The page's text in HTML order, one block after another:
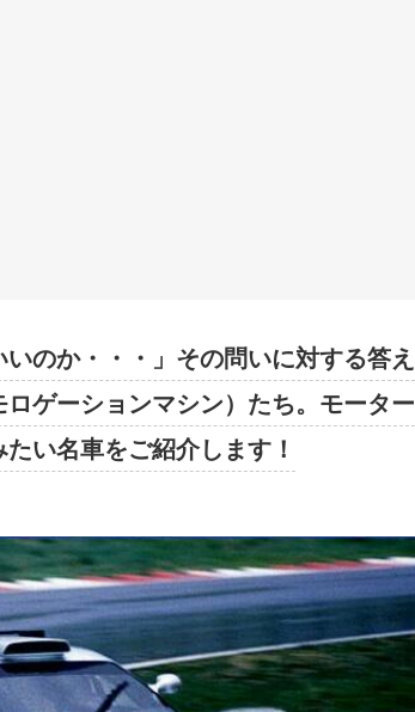
のか・・・」その問いに対する答え
ゲーションマシン）たち。モーター
い名車をご紹介します！